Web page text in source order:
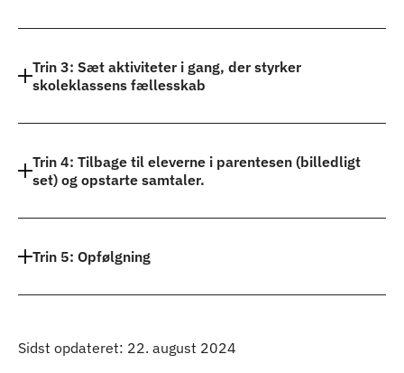
Trin 3: Sæt aktiviteter i gang, der styrker
skoleklassens fællesskab
Trin 4: Tilbage til eleverne i parentesen (billedligt
set) og opstarte samtaler.
Trin 5: Opfølgning
Sidst opdateret: 22. august 2024